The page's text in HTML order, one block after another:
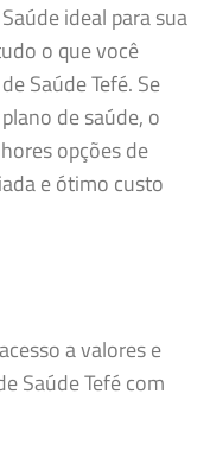
ideal para sua
o que você
Saúde Tefé. Se
de saúde, o
opções de
e ótimo custo
a valores e
Saúde Tefé com